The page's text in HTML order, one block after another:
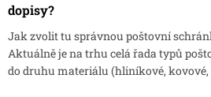
dopisy?
Jak zvolit tu správnou poštovní
Aktuálně je na trhu celá řada typů
do druhu materiálu (hliníkové, kovové,